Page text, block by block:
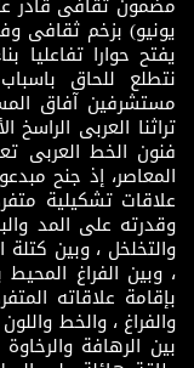
يونيو) بزخم ثقافى
يفتح حوارا تفاعليا
نتطلع للحاق
مستشرفين آفاق
تراثنا العربى
فنون الخط العربى
المعاصر، إذ جنح
علاقات تشكيلية
وقدرته على المد
والتخلخل ، وبين
، وبين الفراغ
بإقامة علاقاته
والفراغ ، والخط
بين الرهافة